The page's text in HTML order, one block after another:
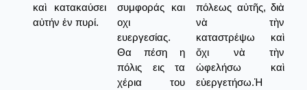
καὶ κατακαύσει
αὐτήν ἐν πυρί.
συμφοράς και
οχι
ευεργεσίας.
Θα πέση η
πόλις εις τα
χέρια του
πόλεως αὐτῆς, διὰ
νὰ τὴν
καταστρέψω καὶ
ὄχι νὰ τὴν
ὠφελήσω καὶ
εὐεργετήσω.Ἡ